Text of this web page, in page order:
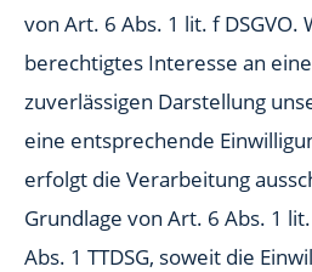
von Art. 6 Abs. 1 lit. f DSGVO.
berechtigtes Interesse an
zuverlässigen Darstellung
eine entsprechende
erfolgt die Verarbeitung
Grundlage von Art. 6 Abs. 1 lit.
Abs. 1 TTDSG, soweit die